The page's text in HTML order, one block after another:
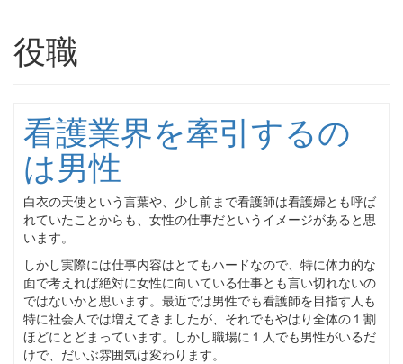
役職
看護業界を牽引するの
は男性
白衣の天使という言葉や、少し前まで看護師は看護婦とも呼ば
れていたことからも、女性の仕事だというイメージがあると思
います。
しかし実際には仕事内容はとてもハードなので、特に体力的な
面で考えれば絶対に女性に向いている仕事とも言い切れないの
ではないかと思います。最近では男性でも看護師を目指す人も
特に社会人では増えてきましたが、それでもやはり全体の１割
ほどにとどまっています。しかし職場に１人でも男性がいるだ
けで、だいぶ雰囲気は変わります。